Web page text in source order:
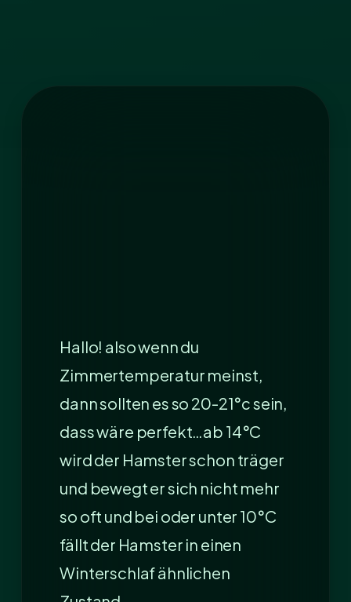
Hallo! also wenn du
Zimmertemperatur meinst,
dann sollten es so 20-21°c sein,
dass wäre perfekt…ab 14°C
wird der Hamster schon träger
und bewegt er sich nicht mehr
so oft und bei oder unter 10°C
fällt der Hamster in einen
Winterschlaf ähnlichen